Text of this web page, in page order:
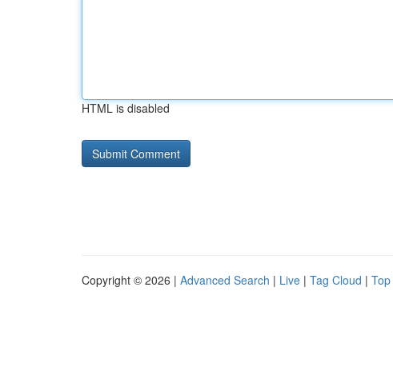
HTML is disabled
Copyright © 2026 | Advanced Search | Live | Tag Cloud |